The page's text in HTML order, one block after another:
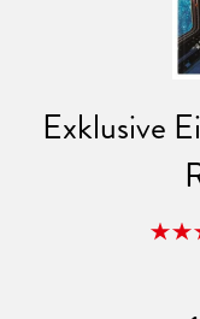
Exklusive